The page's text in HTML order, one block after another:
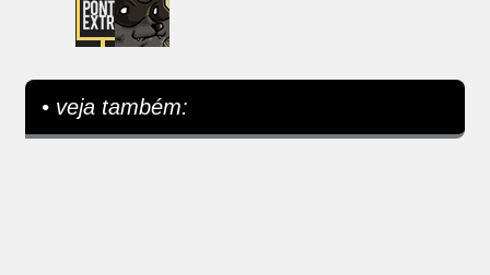
• veja também: